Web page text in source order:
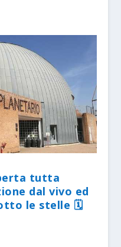
tutta
dal vivo ed
le stelle 🗓